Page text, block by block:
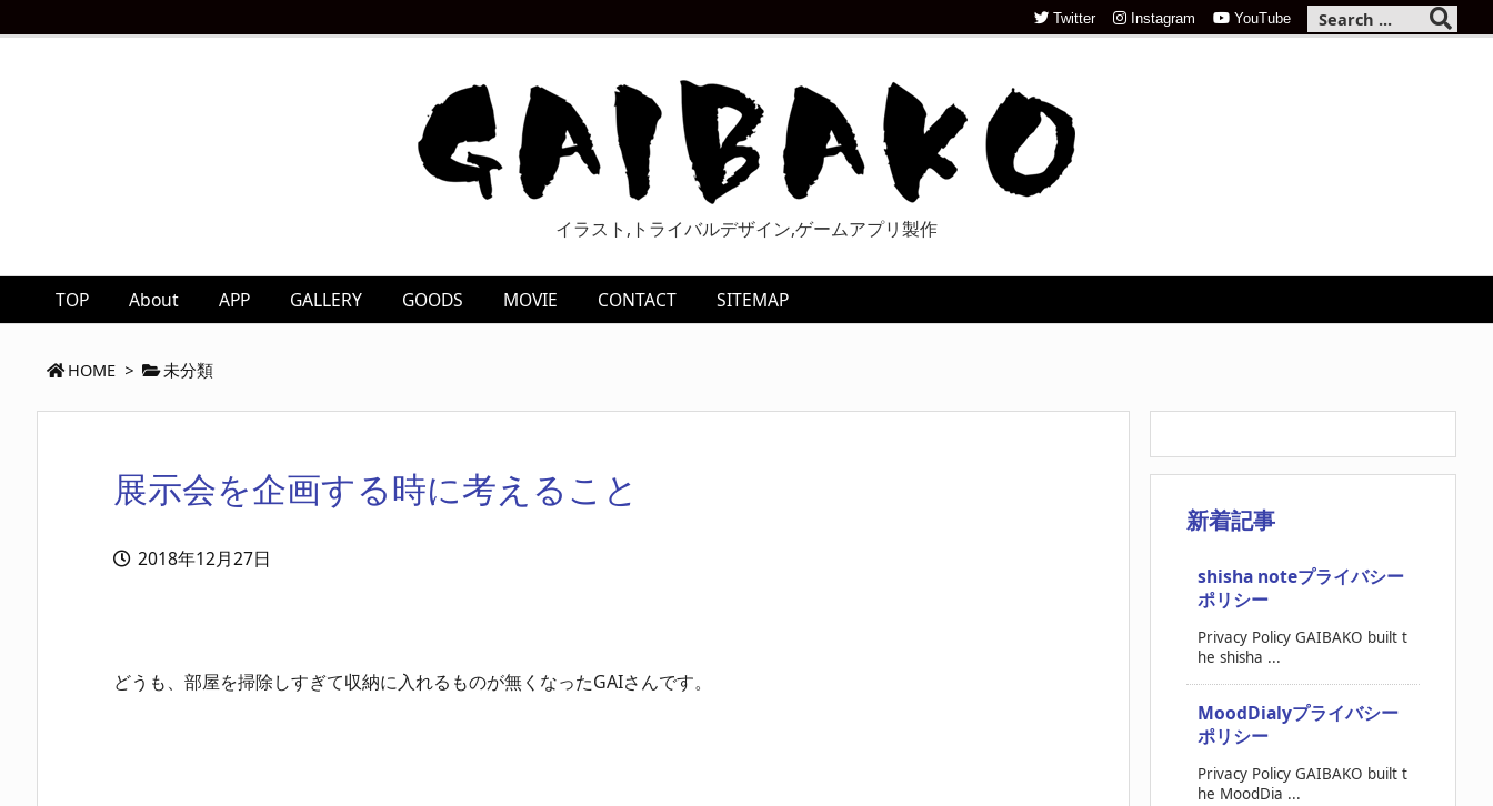
イラスト,トライバルデザイン,ゲームアプリ製作
TOP About APP GALLERY GOODS MOVIE CONTACT SITEMAP
Twitter Instagram YouTube
HOME > 未分類
展示会を企画する時に考えること
2018年12月27日
どうも、部屋を掃除しすぎて収納に入れるものが無くなったGAIさんです。
新着記事
shisha noteプライバシー
ポリシー
Privacy Policy GAIBAKO built t
he shisha ...
MoodDialyプライバシー
ポリシー
Privacy Policy GAIBAKO built t
he MoodDia ...